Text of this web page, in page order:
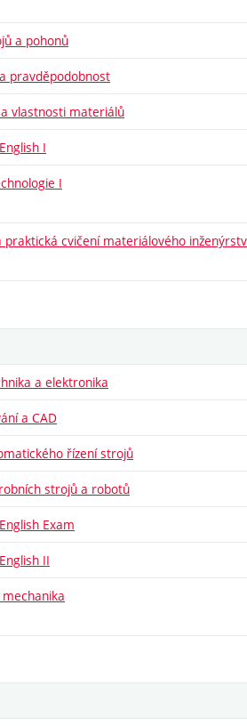
a pohonů
pravděpodobnost
vlastnosti materiálů
I
I
praktická cvičení materiálového
a elektronika
a CAD
řízení strojů
strojů a robotů
Exam
II